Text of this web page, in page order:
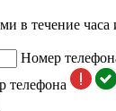
в течение часа
Номер
телефона